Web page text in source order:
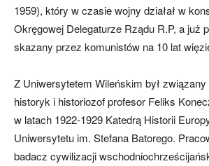
1959), który w czasie wojny działał w
Okręgowej Delegaturze Rządu R.P, a już
skazany przez komunistów na 10 lat
Z Uniwersytetem Wileńskim był
historyk i historiozof profesor Feliks
w latach 1922-1929 Katedrą Historii
Uniwersytetu im. Stefana Batorego.
badacz cywilizacji